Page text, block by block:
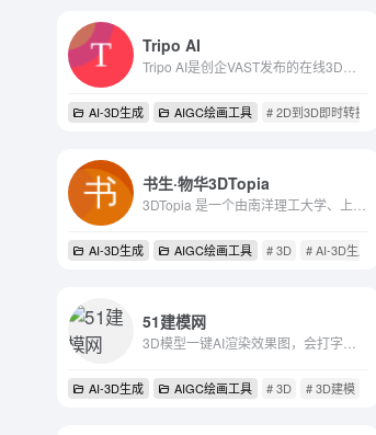
Tripo AI
AI-3D生成 AIGC绘画工具 # 2D到3D即时转换
书生·物华3DTopia
AI-3D生成 AIGC绘画工具 # 3D # AI-3D生成
51建模网
AI-3D生成 AIGC绘画工具 # 3D # 3D建模